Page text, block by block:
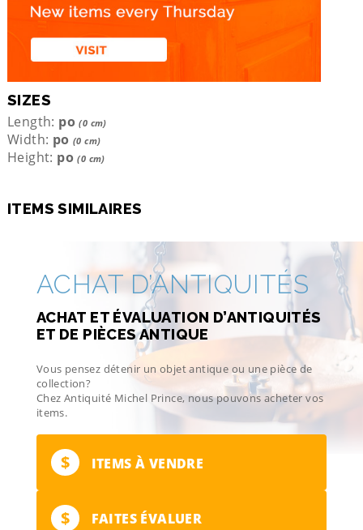
SIZES
Length: po(0 cm)
Width: po (0 cm)
Height: po(0 cm)
ITEMS SIMILAIRES
ACHAT D’ANTIQUITÉS
ACHAT ET ÉVALUATION D’ANTIQUITÉS
ET DE PIÈCES ANTIQUE
Vous pensez détenir un objet antique ou une pièce de
collection?
Chez Antiquité Michel Prince, nous pouvons acheter vos
items.
$ ITEMS À VENDRE
$ FAITES ÉVALUER